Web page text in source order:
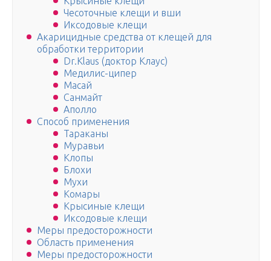
Чесоточные клещи и вши
Иксодовые клещи
Акарицидные средства от клещей для
обработки территории
Dr.Klaus (доктор Клаус)
Медилис-ципер
Масай
Санмайт
Аполло
Способ применения
Тараканы
Муравьи
Клопы
Блохи
Мухи
Комары
Крысиные клещи
Иксодовые клещи
Меры предосторожности
Область применения
Меры предосторожности